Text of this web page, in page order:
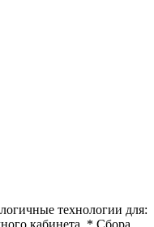
технологии для: